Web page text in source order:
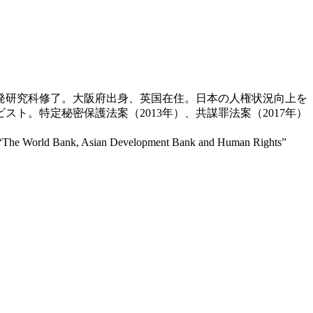
究科修了。大阪府出身、英国在住。日本の人権状況向上を
ト。特定秘密保護法案（2013年）、共謀罪法案（2017年）
Bank, Asian Development Bank and Human Rights”